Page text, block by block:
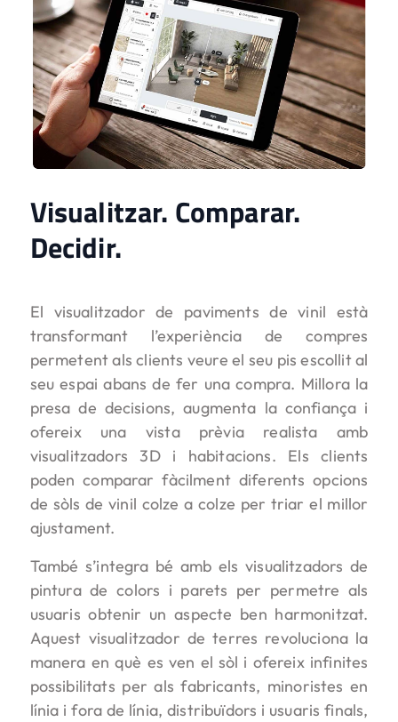
Visualitzar. Comparar.
Decidir.
El visualitzador de paviments de vinil està
transformant l’experiència de compres
permetent als clients veure el seu pis escollit al
seu espai abans de fer una compra. Millora la
presa de decisions, augmenta la confiança i
ofereix una vista prèvia realista amb
visualitzadors 3D i habitacions. Els clients
poden comparar fàcilment diferents opcions
de sòls de vinil colze a colze per triar el millor
ajustament.
També s’integra bé amb els visualitzadors de
pintura de colors i parets per permetre als
usuaris obtenir un aspecte ben harmonitzat.
Aquest visualitzador de terres revoluciona la
manera en què es ven el sòl i ofereix infinites
possibilitats per als fabricants, minoristes en
línia i fora de línia, distribuïdors i usuaris finals,